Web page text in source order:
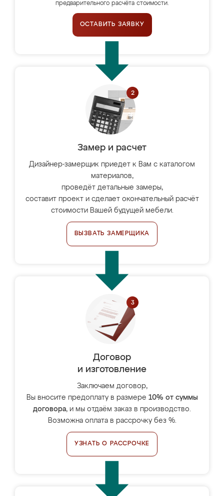
предварительного расчёта стоимости.
ОСТАВИТЬ ЗАЯВКУ
Замер и расчет
Дизайнер-замерщик приедет к Вам с каталогом
материалов,
проведёт детальные замеры,
составит проект и сделает окончательный расчёт
стоимости Вашей будущей мебели.
ВЫЗВАТЬ ЗАМЕРЩИКА
Договор
и изготовление
Заключаем договор,
Вы вносите предоплату в размере 10% от суммы
договора, и мы отдаём заказ в производство.
Возможна оплата в рассрочку без %.
УЗНАТЬ О РАССРОЧКЕ